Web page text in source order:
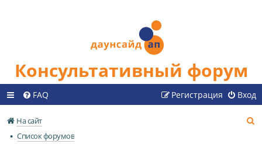
Консультативный форум
FAQ Вход
Регистрация
На сайт
Список форумов